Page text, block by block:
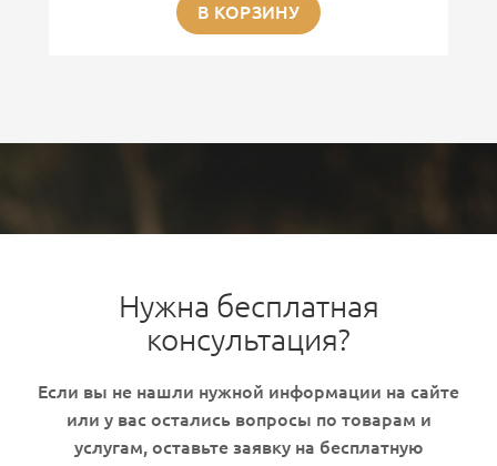
В КОРЗИНУ
Нужна бесплатная
консультация?